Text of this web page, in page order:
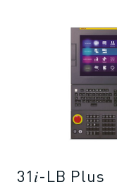
31𝑖-LB Plus